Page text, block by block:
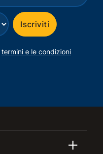
Iscriviti
termini e le condizioni